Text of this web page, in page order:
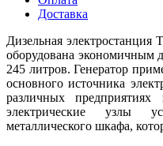
Доставка
Дизельная
оборудована экономичным
245 литров. Генератор
основного источника
различных
электрические узлы
металлического шкафа,